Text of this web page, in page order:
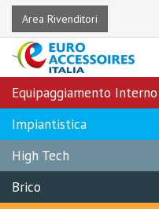
Area Rivenditori
Equipaggiamento Interno
Impiantistica
High Tech
Brico